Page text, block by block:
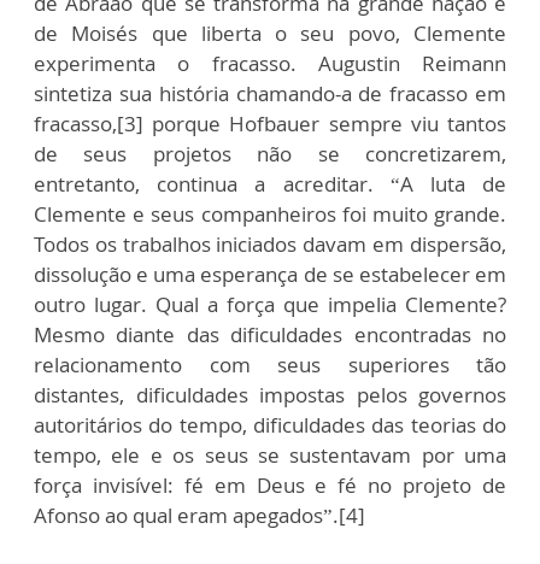
de Moisés que liberta o seu povo, Clemente
experimenta o fracasso. Augustin Reimann
sintetiza sua história chamando-a de fracasso em
fracasso,[3] porque Hofbauer sempre viu tantos
de seus projetos não se concretizarem,
entretanto, continua a acreditar. “A luta de
Clemente e seus companheiros foi muito grande.
Todos os trabalhos iniciados davam em dispersão,
dissolução e uma esperança de se estabelecer em
outro lugar. Qual a força que impelia Clemente?
Mesmo diante das dificuldades encontradas no
relacionamento com seus superiores tão
distantes, dificuldades impostas pelos governos
autoritários do tempo, dificuldades das teorias do
tempo, ele e os seus se sustentavam por uma
força invisível: fé em Deus e fé no projeto de
Afonso ao qual eram apegados”.[4]